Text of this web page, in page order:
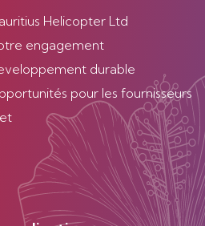
Helicopter Ltd
engagement
durable
pour les fournisseurs